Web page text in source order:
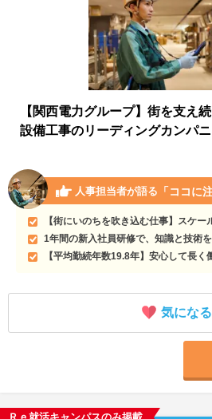
【関西電力グループ】街を支え
設備工事のリーディングカンパニ
人事担当者が語る 「ココに
【街にいのちを吹き込む仕事】スケ
1年間の新入社員研修で、知識と技術
【平均勤続年数19.8年】安心して長
気になる